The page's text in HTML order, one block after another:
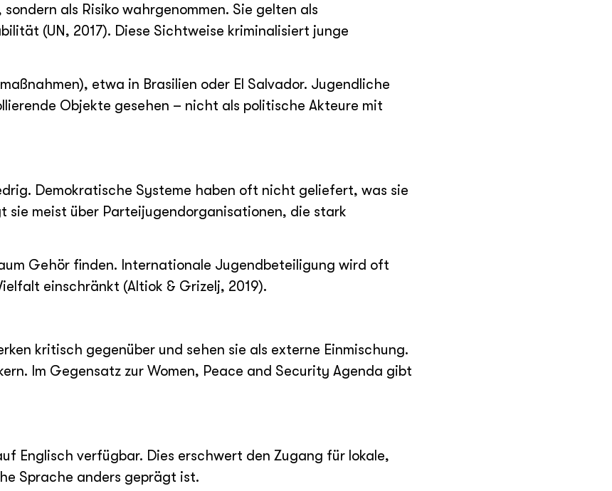
als Risiko wahrgenommen. Sie gelten als
(UN, 2017). Diese Sichtweise kriminalisiert junge
etwa in Brasilien oder El Salvador. Jugendliche
Objekte gesehen – nicht als politische Akteure mit
Demokratische Systeme haben oft nicht geliefert, was sie
sie meist über Parteijugendorganisationen, die stark
Gehör finden. Internationale Jugendbeteiligung wird oft
einschränkt (Altiok & Grizelj, 2019).
kritisch gegenüber und sehen sie als externe Einmischung.
Im Gegensatz zur Women, Peace and Security Agenda gibt
Englisch verfügbar. Dies erschwert den Zugang für lokale,
Sprache anders geprägt ist.